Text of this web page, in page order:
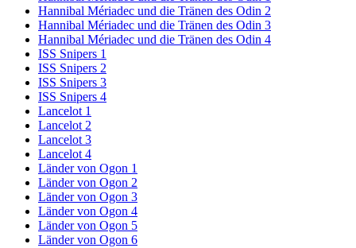
Hannibal Mériadec und die Tränen des Odin 2
Hannibal Mériadec und die Tränen des Odin 3
Hannibal Mériadec und die Tränen des Odin 4
ISS Snipers 1
ISS Snipers 2
ISS Snipers 3
ISS Snipers 4
Lancelot 1
Lancelot 2
Lancelot 3
Lancelot 4
Länder von Ogon 1
Länder von Ogon 2
Länder von Ogon 3
Länder von Ogon 4
Länder von Ogon 5
Länder von Ogon 6